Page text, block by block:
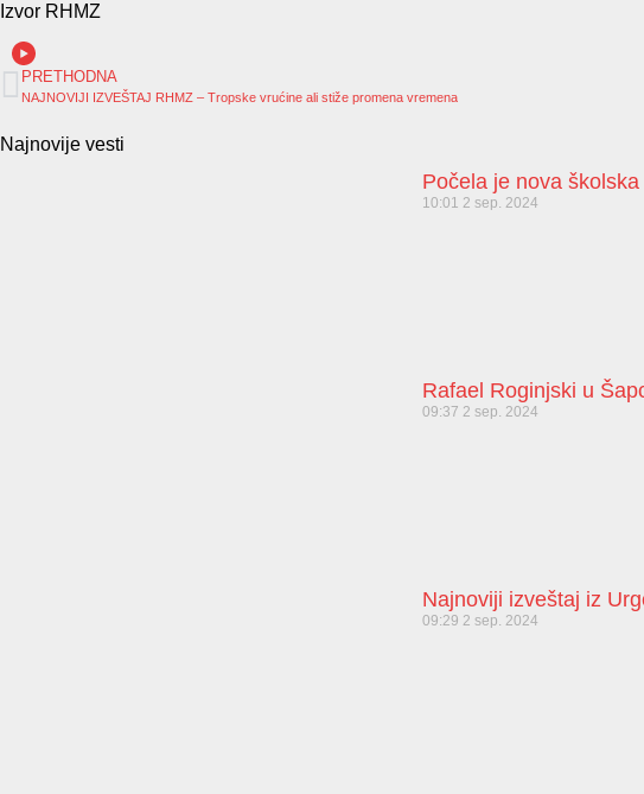
Izvor RHMZ
PRETHODNA
NAJNOVIJI IZVEŠTAJ RHMZ – Tropske vrućine ali stiže promena vremena
Najnovije vesti
Počela je nova
10:01 2 sep. 2024
Rafael Roginjski u
09:37 2 sep. 2024
Najnoviji izveštaj iz
09:29 2 sep. 2024